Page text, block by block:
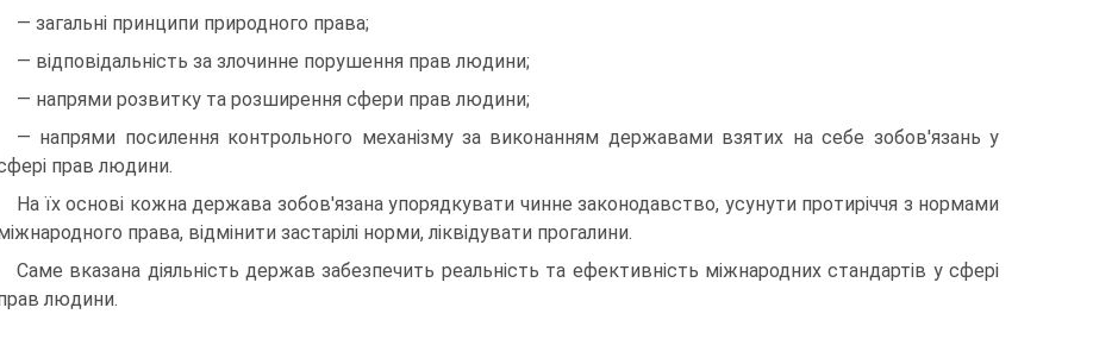
— загальні принципи природного права;
— відповідальність за злочинне порушення прав людини;
— напрями розвитку та розширення сфери прав людини;
— напрями посилення контрольного механізму за виконанням державами взятих на себе зобов'язань у
прав людини.
На їх основі кожна держава зобов'язана упорядкувати чинне законодавство, усунути протиріччя з нормами
права, відмінити застарілі норми, ліквідувати прогалини.
Саме вказана діяльність держав забезпечить реальність та ефективність міжнародних стандартів у сфері
людини.